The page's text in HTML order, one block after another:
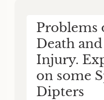
Problems
Death
Injury.
on some
Dipters